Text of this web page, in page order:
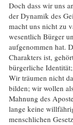
Doch dass wir uns
der Dynamik des
macht uns nicht zu
wesentlich Bürger
aufgenommen hat.
Charakters ist,
bürgerliche
Wir träumen nicht
bilden; wir wollen
Mahnung des
lange keine
menschlichen